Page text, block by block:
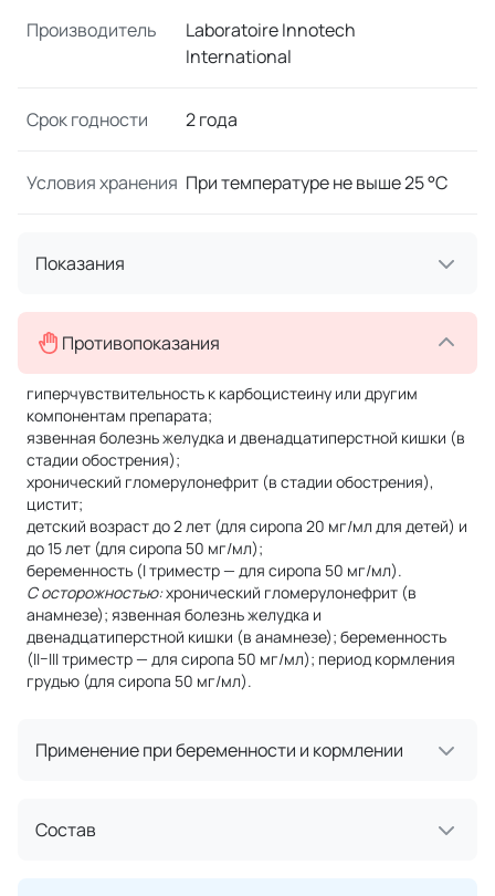
Производитель
Laboratoire Innotech
International
Срок годности 2 года
Условия хранения При температуре не выше 25 °C
Показания
Противопоказания
гиперчувствительность к карбоцистеину или другим
компонентам препарата;
язвенная болезнь желудка и двенадцатиперстной кишки (в
стадии обострения);
хронический гломерулонефрит (в стадии обострения),
цистит;
детский возраст до 2 лет (для сиропа 20 мг/мл для детей) и
до 15 лет (для сиропа 50 мг/мл);
беременность (I триместр — для сиропа 50 мг/мл).
С осторожностью:хронический гломерулонефрит (в
анамнезе); язвенная болезнь желудка и
двенадцатиперстной кишки (в анамнезе); беременность
(II–III триместр — для сиропа 50 мг/мл); период кормления
грудью (для сиропа 50 мг/мл).
Применение при беременности и кормлении
Состав